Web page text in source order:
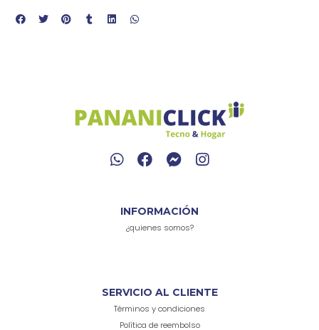
INFORMACIÓN
¿quienes somos?
SERVICIO AL CLIENTE
Términos y condiciones
Política de reembolso